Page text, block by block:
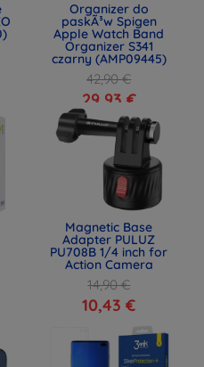
Organizer do
paskÃ³w Spigen
Apple Watch Band
Organizer S341
czarny (AMP09445)
42,90 €
29,93 €
Magnetic Base
Adapter PULUZ
PU708B 1/4 inch for
Action Camera
14,90 €
10,43 €